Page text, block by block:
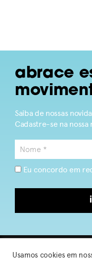
abrace este
Saiba de nossas
Cadastre-se na
Eu concordo em
Usamos cookies em